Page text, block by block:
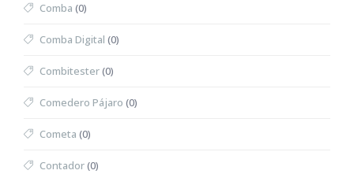
Comba (0)
Comba Digital (0)
Combitester(0)
Comedero Pájaro (0)
Cometa (0)
Contador(0)